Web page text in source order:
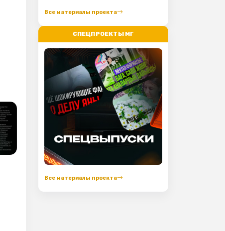
Все материалы проекта
СПЕЦПРОЕКТЫ МГ
Все материалы проекта